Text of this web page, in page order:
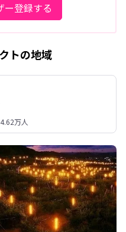
ー登録する
トの地域
万人